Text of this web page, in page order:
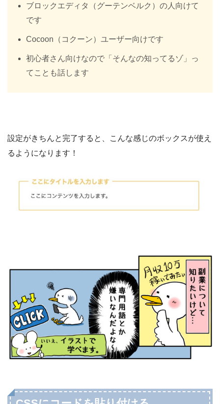
ブロックエディタ（グーテンベルク）の人向けて
です
Cocoon（コクーン）ユーザー向けです
初心者さん向けなので「そんなの知ってるゾ」っ
てことも話します
設定がきちんと完了すると、こんな感じのボックスが使え
るようになります！